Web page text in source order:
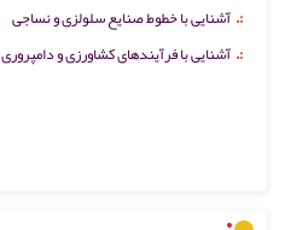
:. آشنایی با خطوط صنایع سلولزی و نساجی
:. آشنایی با فرآیندهای کشاورزی و دامپروری